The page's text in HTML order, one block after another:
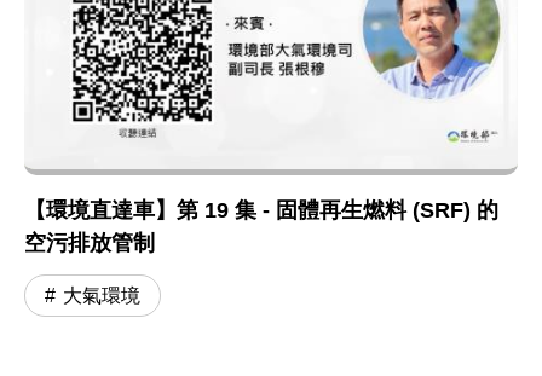
【環境直達車】第 19 集 - 固體再生燃料 (SRF) 的
空污排放管制
大氣環境